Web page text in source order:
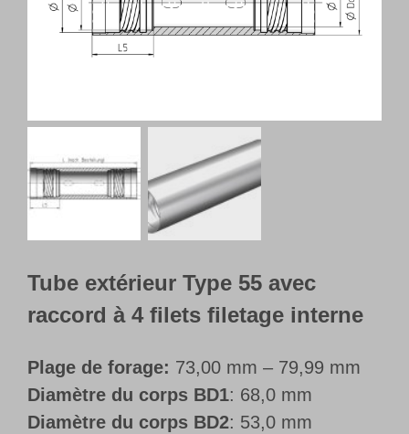
Français
Tube extérieur Type 55 avec
raccord à 4 filets filetage interne
Plage de forage: 73,00 mm – 79,99 mm
Diamètre du corps BD1: 68,0 mm
Diamètre du corps BD2: 53,0 mm